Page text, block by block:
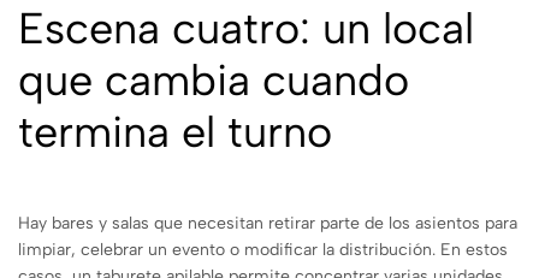
Escena cuatro: un local
que cambia cuando
termina el turno
Hay bares y salas que necesitan retirar parte de los asientos para
limpiar, celebrar un evento o modificar la distribución. En estos